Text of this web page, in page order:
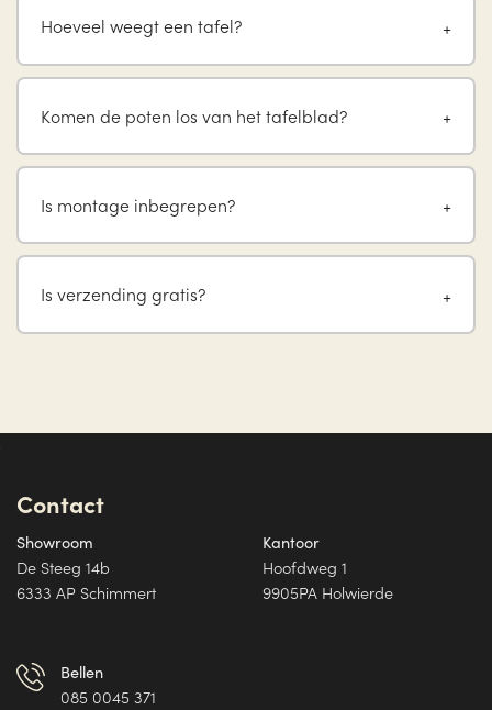
Hoeveel weegt een tafel?
Komen de poten los van het tafelblad?
Is montage inbegrepen?
Is verzending gratis?
Contact
Showroom
De Steeg 14b
6333 AP Schimmert
Kantoor
Hoofdweg 1
9905PA Holwierde
Bellen
085 0045 371